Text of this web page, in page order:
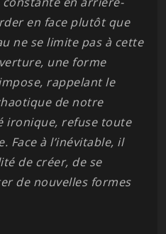
en face plutôt que
ne se limite pas à cette
une forme
rappelant le
de notre
ironique, refuse toute
Face à l’inévitable, il
de créer, de se
de nouvelles formes